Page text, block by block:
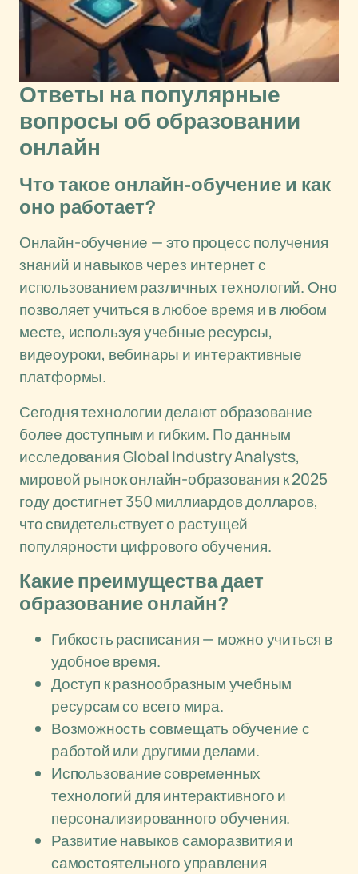
Ответы на популярные
вопросы об образовании
онлайн
Что такое онлайн-обучение и как
оно работает?
Онлайн-обучение — это процесс получения
знаний и навыков через интернет с
использованием различных технологий. Оно
позволяет учиться в любое время и в любом
месте, используя учебные ресурсы,
видеоуроки, вебинары и интерактивные
платформы.
Сегодня технологии делают образование
более доступным и гибким. По данным
исследования Global Industry Analysts,
мировой рынок онлайн-образования к 2025
году достигнет 350 миллиардов долларов,
что свидетельствует о растущей
популярности цифрового обучения.
Какие преимущества дает
образование онлайн?
Гибкость расписания — можно учиться в
удобное время.
Доступ к разнообразным учебным
ресурсам со всего мира.
Возможность совмещать обучение с
работой или другими делами.
Использование современных
технологий для интерактивного и
персонализированного обучения.
Развитие навыков саморазвития и
самостоятельного управления